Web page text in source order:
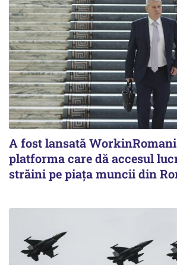
A fost lansată
platforma care dă accesul
străini pe piața muncii din